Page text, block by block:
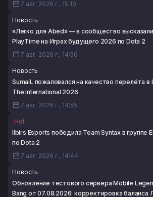
7 авг. 2026 г., 15:10
Новость
«Легко для Abed» — в сообщество
PlayTime на Играх будущего 2026 по Dota 2
7 авг. 2026 г., 14:56
Новость
SumaiL пожаловался на качество перелёта в
The International 2026
7 авг. 2026 г., 14:55
Hot
Ilbirs Esports победила Team Syntax в группе
по Dota 2
7 авг. 2026 г., 14:44
Новость
Обновление тестового сервера Mobile
Bang от 07.08.2026: корректировка баланса